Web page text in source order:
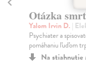
Otázka
Yalom Irvin D. |
Psychiater a
pomáhaniu ľuďom
Na stiahnutie